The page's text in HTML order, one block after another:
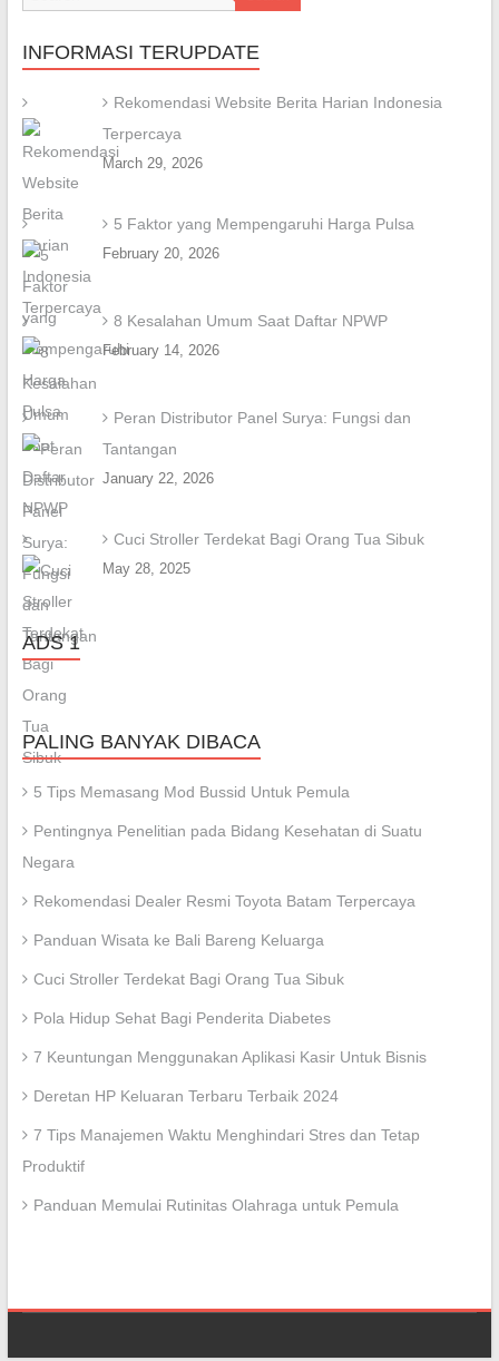
INFORMASI TERUPDATE
Rekomendasi Website Berita Harian Indonesia
Terpercaya
March 29, 2026
5 Faktor yang Mempengaruhi Harga Pulsa
February 20, 2026
8 Kesalahan Umum Saat Daftar NPWP
February 14, 2026
Peran Distributor Panel Surya: Fungsi dan
Tantangan
January 22, 2026
Cuci Stroller Terdekat Bagi Orang Tua Sibuk
May 28, 2025
ADS 1
PALING BANYAK DIBACA
5 Tips Memasang Mod Bussid Untuk Pemula
Pentingnya Penelitian pada Bidang Kesehatan di Suatu
Negara
Rekomendasi Dealer Resmi Toyota Batam Terpercaya
Panduan Wisata ke Bali Bareng Keluarga
Cuci Stroller Terdekat Bagi Orang Tua Sibuk
Pola Hidup Sehat Bagi Penderita Diabetes
7 Keuntungan Menggunakan Aplikasi Kasir Untuk Bisnis
Deretan HP Keluaran Terbaru Terbaik 2024
7 Tips Manajemen Waktu Menghindari Stres dan Tetap
Produktif
Panduan Memulai Rutinitas Olahraga untuk Pemula